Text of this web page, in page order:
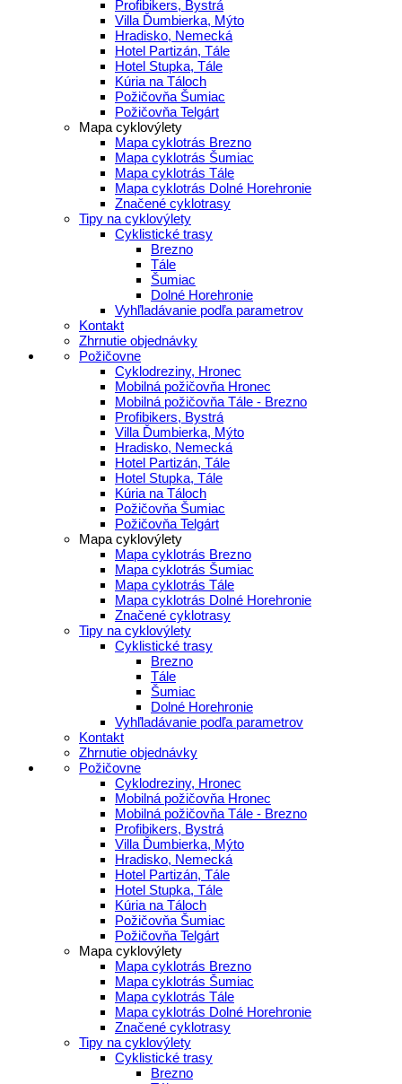
Profibikers, Bystrá
Villa Ďumbierka, Mýto
Hradisko, Nemecká
Hotel Partizán, Tále
Hotel Stupka, Tále
Kúria na Táloch
Požičovňa Šumiac
Požičovňa Telgárt
Mapa cyklovýlety
Mapa cyklotrás Brezno
Mapa cyklotrás Šumiac
Mapa cyklotrás Tále
Mapa cyklotrás Dolné Horehronie
Značené cyklotrasy
Tipy na cyklovýlety
Cyklistické trasy
Brezno
Tále
Šumiac
Dolné Horehronie
Vyhľladávanie podľa parametrov
Kontakt
Zhrnutie objednávky
Požičovne
Cyklodreziny, Hronec
Mobilná požičovňa Hronec
Mobilná požičovňa Tále - Brezno
Profibikers, Bystrá
Villa Ďumbierka, Mýto
Hradisko, Nemecká
Hotel Partizán, Tále
Hotel Stupka, Tále
Kúria na Táloch
Požičovňa Šumiac
Požičovňa Telgárt
Mapa cyklovýlety
Mapa cyklotrás Brezno
Mapa cyklotrás Šumiac
Mapa cyklotrás Tále
Mapa cyklotrás Dolné Horehronie
Značené cyklotrasy
Tipy na cyklovýlety
Cyklistické trasy
Brezno
Tále
Šumiac
Dolné Horehronie
Vyhľladávanie podľa parametrov
Kontakt
Zhrnutie objednávky
Požičovne
Cyklodreziny, Hronec
Mobilná požičovňa Hronec
Mobilná požičovňa Tále - Brezno
Profibikers, Bystrá
Villa Ďumbierka, Mýto
Hradisko, Nemecká
Hotel Partizán, Tále
Hotel Stupka, Tále
Kúria na Táloch
Požičovňa Šumiac
Požičovňa Telgárt
Mapa cyklovýlety
Mapa cyklotrás Brezno
Mapa cyklotrás Šumiac
Mapa cyklotrás Tále
Mapa cyklotrás Dolné Horehronie
Značené cyklotrasy
Tipy na cyklovýlety
Cyklistické trasy
Brezno